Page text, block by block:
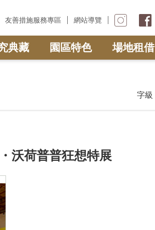
友善措施服務專區 網站導覽
典藏 園區特色 場地租借
字級
沃荷普普狂想特展